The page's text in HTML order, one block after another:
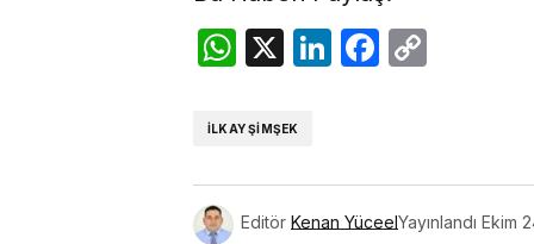
WhatsApp
X LinkedIn
Facebook
İLKAY ŞIMŞEK
Editör Kenan YüceelYayınlandı Ekim